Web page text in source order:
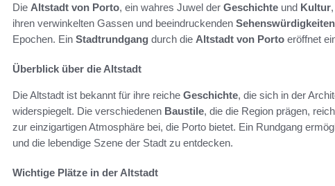
Die Altstadt von Porto, ein wahres Juwel der Geschichte und Kultur
ihren verwinkelten Gassen und beeindruckenden Sehenswürdigkeiten
Epochen. Ein Stadtrundgang durch die Altstadt von Porto eröffnet
Überblick über die Altstadt
Die Altstadt ist bekannt für ihre reiche Geschichte, die sich in der
widerspiegelt. Die verschiedenen Baustile, die die Region prägen,
zur einzigartigen Atmosphäre bei, die Porto bietet. Ein Rundgang
und die lebendige Szene der Stadt zu entdecken.
Wichtige Plätze in der Altstadt